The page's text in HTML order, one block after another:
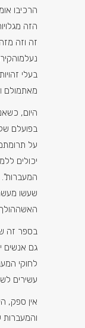
הרכיבו
הזה
זה וזה
בעלי
מאתמולם
היום,
בפועלם
על
יכולים
שעשו
בספר זה
גם אנשים
לחוקי
עשירים
אין ספק,
והמעברות